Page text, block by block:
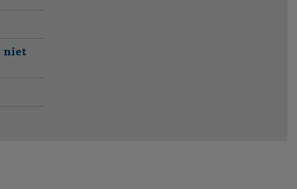
niet